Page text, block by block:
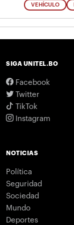
VEHÍCULO
SIGA UNITEL.BO
Facebook
Twitter
TikTok
Instagram
NOTICIAS
Política
Seguridad
Sociedad
Mundo
Deportes